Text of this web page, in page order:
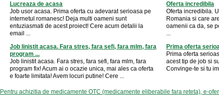
Lucreaza de acasa
Job usor acasa. Prima oferta cu adevarat serioasa pe
internetul romanesc! Deja multi oameni sunt
entuziasmati de acest proiect! Cere acum detalii la
email ...
Oferta incredibila
Oferta incredibila.
Romania si care
oamenii ca da, se
...
Job linistit acasa. Fara stres, fara sefi, fara mlm, fara
program ...
Job linistit acasa. Fara stres, fara sefi, fara mlm, fara
program fix! Acum ai o ocazie unica, mai ales ca oferta
e foarte limitata! Avem locuri putine! Cere ...
Prima oferta
Prima oferta
acest tip de job si
Convinge-te si tu
Pentru achizitia de medicamente OTC (medicamente eliberabile fara reteta), e-